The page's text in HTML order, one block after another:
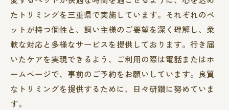
たトリミングを三重県で実施しています。それぞれのペ
ットが持つ個性と、飼い主様のご要望を深く理解し、柔
軟な対応と多様なサービスを提供しております。行き届
いたケアを実現できるよう、ご利用の際は電話またはホ
ームページで、事前のご予約をお願いしています。良質
なトリミングを提供するために、日々研鑽に努めていま
す。